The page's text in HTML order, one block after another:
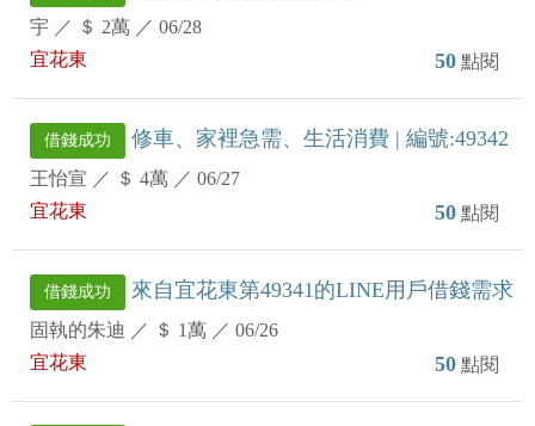
宇 ／ ＄ 2萬 ／ 06/28
宜花東
50 點閱
借錢成功 修車、家裡急需、生活消費 | 編號:49342
王怡宣 ／ ＄ 4萬 ／ 06/27
宜花東
50 點閱
借錢成功 來自宜花東第49341的LINE用戶借錢需求
固執的朱迪 ／ ＄ 1萬 ／ 06/26
宜花東
50 點閱